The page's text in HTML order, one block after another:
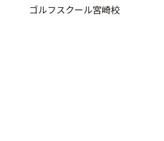
ゴルフスクール宮崎校